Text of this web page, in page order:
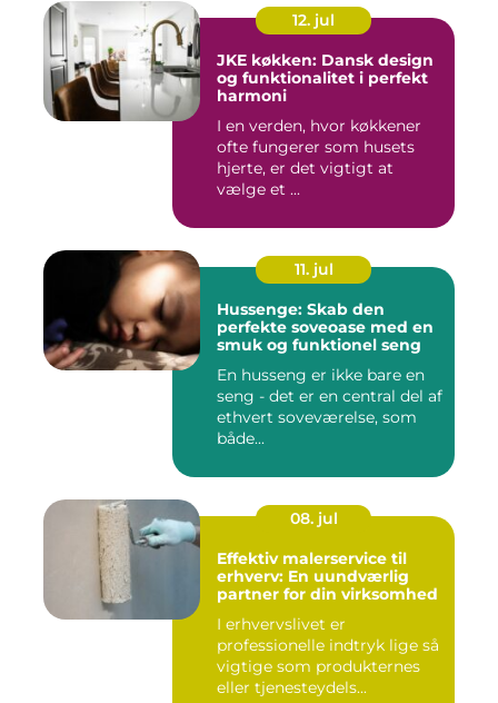
12. jul
JKE køkken: Dansk design
og funktionalitet i perfekt
harmoni
I en verden, hvor køkkener
ofte fungerer som husets
hjerte, er det vigtigt at
vælge et ...
11. jul
Hussenge: Skab den
perfekte soveoase med en
smuk og funktionel seng
En husseng er ikke bare en
seng - det er en central del af
ethvert soveværelse, som
både...
08. jul
Effektiv malerservice til
erhverv: En uundværlig
partner for din virksomhed
I erhvervslivet er
professionelle indtryk lige så
vigtige som produkternes
eller tjenesteydels...